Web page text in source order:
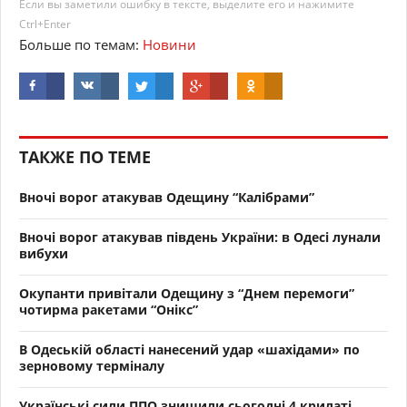
Если вы заметили ошибку в тексте, выделите его и нажимите
Ctrl+Enter
Больше по темам: Новини
ТАКЖЕ ПО ТЕМЕ
Вночі ворог атакував Одещину “Калібрами”
Вночі ворог атакував південь України: в Одесі лунали
вибухи
Окупанти привітали Одещину з “Днем перемоги”
чотирма ракетами “Онікс”
В Одеській області нанесений удар «шахідами» по
зерновому терміналу